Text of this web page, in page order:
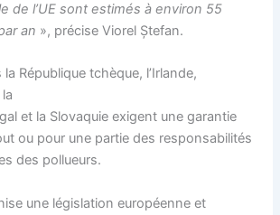
de l’UE sont estimés à environ 55
an », précise Viorel Ștefan.
la République tchèque, l’Irlande,
et la Slovaquie exigent une garantie
ou pour une partie des responsabilités
des pollueurs.
une législation européenne et